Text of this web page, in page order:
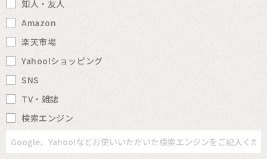
知人・友人
Amazon
楽天市場
Yahoo!ショッピング
SNS
TV・雑誌
検索エンジン